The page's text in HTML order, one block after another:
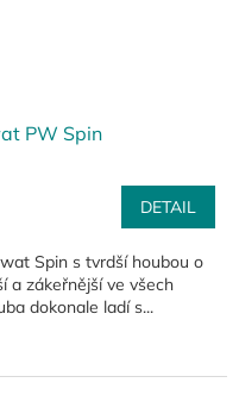
PW Spin
DETAIL
Spin s tvrdší houbou o
a zákeřnější ve všech
dokonale ladí s...